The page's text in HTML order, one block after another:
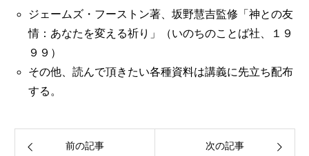
ジェームズ・フーストン著、坂野慧吉監修「神との友
情：あなたを変える祈り」（いのちのことば社、１９
９９）
その他、読んで頂きたい各種資料は講義に先立ち配布
する。
前の記事 次の記事